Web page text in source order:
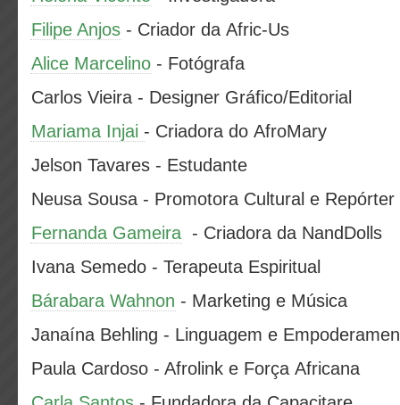
Filipe Anjos - Criador da Afric-Us
Alice Marcelino - Fotógrafa
Carlos Vieira - Designer Gráfico/Editorial
Mariama Injai - Criadora do AfroMary
Jelson Tavares - Estudante
Neusa Sousa - Promotora Cultural e Repórter
Fernanda Gameira - Criadora da NandDolls
Ivana Semedo - Terapeuta Espiritual
Bárabara Wahnon - Marketing e Música
Janaína Behling - Linguagem e
Paula Cardoso - Afrolink e Força Africana